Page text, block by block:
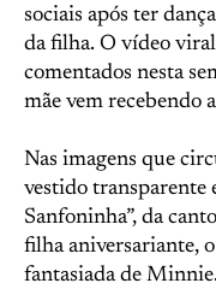
sociais após ter
da filha. O vídeo
comentados nesta
mãe vem recebendo
Nas imagens que
vestido transparente
Sanfoninha”, da
filha aniversariante,
fantasiada de Minnie.